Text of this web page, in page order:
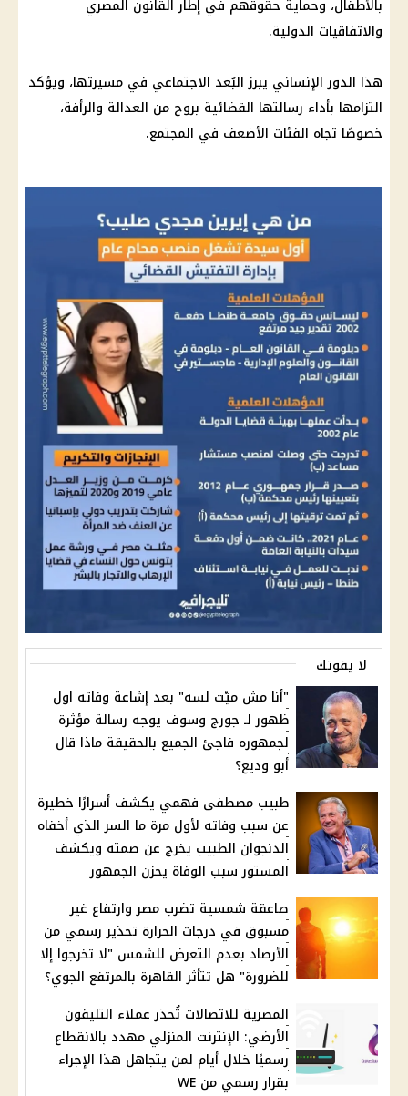
بالأطفال، وحماية حقوقهم في إطار القانون المصري
والاتفاقيات الدولية.
هذا الدور الإنساني يبرز البُعد الاجتماعي في مسيرتها، ويؤكد
التزامها بأداء رسالتها القضائية بروح من العدالة والرأفة،
خصوصًا تجاه الفئات الأضعف في المجتمع.
لا يفوتك
"أنا مش ميّت لسه" بعد إشاعة وفاته اول
ظهور لـ جورج وسوف يوجه رسالة مؤثرة
لجمهوره فاجئ الجميع بالحقيقة ماذا قال
أبو وديع؟
طبيب مصطفى فهمي يكشف أسرارًا خطيرة
عن سبب وفاته لأول مرة ما السر الذي أخفاه
الدنجوان الطبيب يخرج عن صمته ويكشف
المستور سبب الوفاة يحزن الجمهور
صاعقة شمسية تضرب مصر وارتفاع غير
مسبوق في درجات الحرارة تحذير رسمي من
الأرصاد بعدم التعرض للشمس "لا تخرجوا إلا
للضرورة" هل تتأثر القاهرة بالمرتفع الجوي؟
المصرية للاتصالات تُحذر عملاء التليفون
الأرضي: الإنترنت المنزلي مهدد بالانقطاع
رسميًا خلال أيام لمن يتجاهل هذا الإجراء
بقرار رسمي من WE